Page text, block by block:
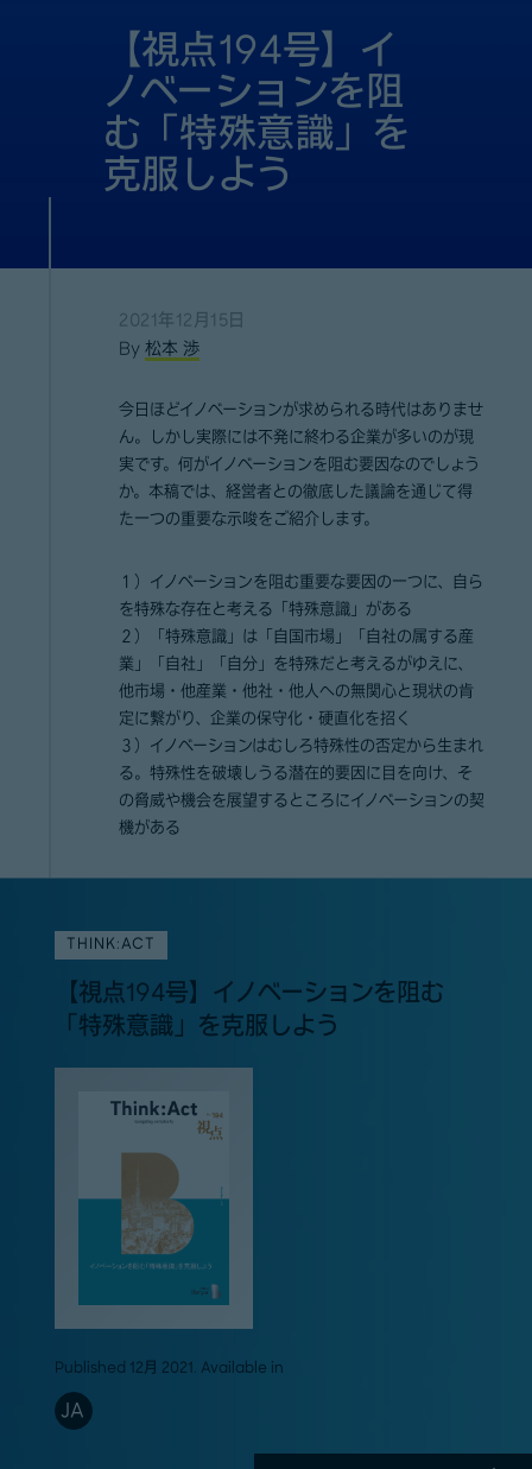
【視点194号】イ
ノベーションを阻
む「特殊意識」を
克服しよう
2021年12月15日
By松本 渉
今日ほどイノベーションが求められる時代はありませ
ん。しかし実際には不発に終わる企業が多いのが現
実です。何がイノベーションを阻む要因なのでしょう
か。本稿では、経営者との徹底した議論を通じて得
た一つの重要な示唆をご紹介します。
１）イノベーションを阻む重要な要因の一つに、自ら
を特殊な存在と考える「特殊意識」がある
２）「特殊意識」は「自国市場」「自社の属する産
業」「自社」「自分」を特殊だと考えるがゆえに、
他市場・他産業・他社・他人への無関心と現状の肯
定に繋がり、企業の保守化・硬直化を招く
３）イノベーションはむしろ特殊性の否定から生まれ
る。特殊性を破壊しうる潜在的要因に目を向け、そ
の脅威や機会を展望するところにイノベーションの契
機がある
THINK:ACT
【視点194号】イノベーションを阻む
「特殊意識」を克服しよう
Published 12月 2021. Available in
JA